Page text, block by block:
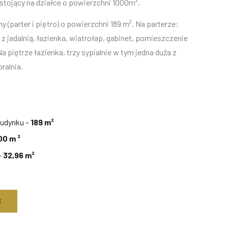
na działce o powierzchni 1000m².
(parter i piętro) o powierzchni 189 m². Na parterze:
jadalnią, łazienka, wiatrołap, gabinet, pomieszczenie
piętrze łazienka, trzy sypialnie w tym jedna duża z
– 189 m²
m ²
32,96 m²